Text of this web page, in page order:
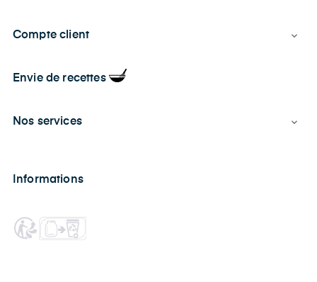
Compte client 
Envie de recettes
Nos services 
Informations